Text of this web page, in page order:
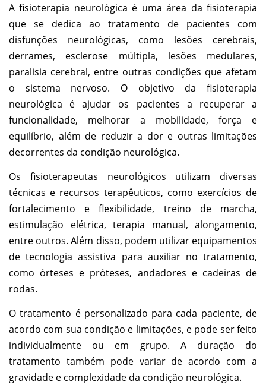
A fisioterapia neurológica é uma área da fisioterapia
que se dedica ao tratamento de pacientes com
disfunções neurológicas, como lesões cerebrais,
derrames, esclerose múltipla, lesões medulares,
paralisia cerebral, entre outras condições que afetam
o sistema nervoso. O objetivo da fisioterapia
neurológica é ajudar os pacientes a recuperar a
funcionalidade, melhorar a mobilidade, força e
equilíbrio, além de reduzir a dor e outras limitações
decorrentes da condição neurológica.
Os fisioterapeutas neurológicos utilizam diversas
técnicas e recursos terapêuticos, como exercícios de
fortalecimento e flexibilidade, treino de marcha,
estimulação elétrica, terapia manual, alongamento,
entre outros. Além disso, podem utilizar equipamentos
de tecnologia assistiva para auxiliar no tratamento,
como órteses e próteses, andadores e cadeiras de
rodas.
O tratamento é personalizado para cada paciente, de
acordo com sua condição e limitações, e pode ser feito
individualmente ou em grupo. A duração do
tratamento também pode variar de acordo com a
gravidade e complexidade da condição neurológica.